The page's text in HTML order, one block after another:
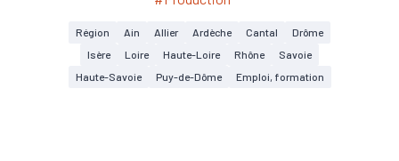
Région Ain Allier Ardèche Cantal
Drôme
Isère
Loire Haute-Loire Rhône
Savoie
Haute-Savoie
Puy-de-Dôme Emploi, formation